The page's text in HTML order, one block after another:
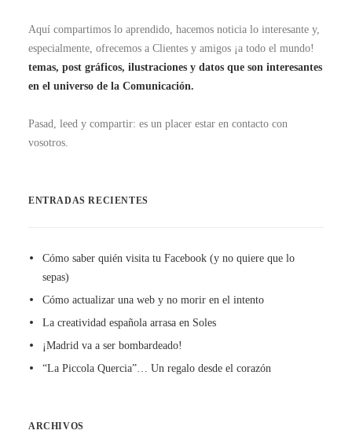
Aquí compartimos lo aprendido, hacemos noticia lo interesante y,
especialmente, ofrecemos a Clientes y amigos ¡a todo el mundo!
temas, post gráficos, ilustraciones y datos que son interesantes
en el universo de la Comunicación.
Pasad, leed y compartir: es un placer estar en contacto con
vosotros.
ENTRADAS RECIENTES
Cómo saber quién visita tu Facebook (y no quiere que lo
sepas)
Cómo actualizar una web y no morir en el intento
La creatividad española arrasa en Soles
¡Madrid va a ser bombardeado!
“La Piccola Quercia”… Un regalo desde el corazón
ARCHIVOS